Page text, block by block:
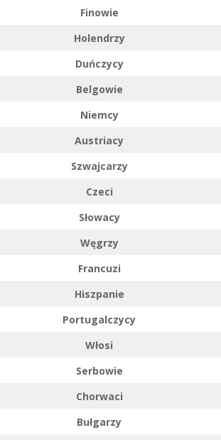
Finowie
Holendrzy
Duńczycy
Belgowie
Niemcy
Austriacy
Szwajcarzy
Czeci
Słowacy
Węgrzy
Francuzi
Hiszpanie
Portugalczycy
Włosi
Serbowie
Chorwaci
Bułgarzy